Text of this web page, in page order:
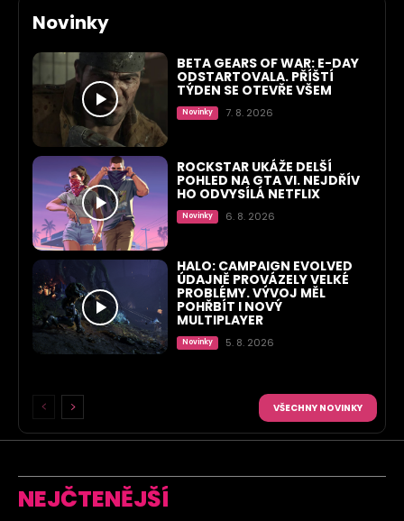
Novinky
BETA GEARS OF WAR: E-DAY
ODSTARTOVALA. PŘÍŠTÍ
TÝDEN SE OTEVŘE VŠEM
Novinky 7. 8. 2026
ROCKSTAR UKÁŽE DELŠÍ
POHLED NA GTA VI. NEJDŘÍV
HO ODVYSÍLÁ NETFLIX
Novinky 6. 8. 2026
HALO: CAMPAIGN EVOLVED
ÚDAJNĚ PROVÁZELY VELKÉ
PROBLÉMY. VÝVOJ MĚL
POHŘBÍT I NOVÝ
MULTIPLAYER
Novinky 5. 8. 2026
VŠECHNY NOVINKY
NEJČTENĚJŠÍ